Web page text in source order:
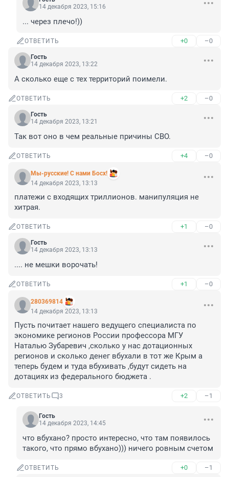
14 декабря 2023, 15:16
... через плечо!))
ОТВЕТИТЬ +0 –0
Гость
14 декабря 2023, 13:22
А сколько еще с тех территорий поимели.
ОТВЕТИТЬ +2 –0
Гость
14 декабря 2023, 13:21
Так вот оно в чем реальные причины СВО.
ОТВЕТИТЬ +4 –0
Мы-русские! С нами Босх!
14 декабря 2023, 13:13
платежи с входящих триллионов. манипуляция не
хитрая.
ОТВЕТИТЬ +1 –0
Гость
14 декабря 2023, 13:13
.... не мешки ворочать!
ОТВЕТИТЬ +1 –0
280369814
14 декабря 2023, 13:13
Пусть почитает нашего ведущего специалиста по
экономике регионов России профессора МГУ
Наталью Зубаревич ,сколько у нас дотационных
регионов и сколько денег вбухали в тот же Крым а
теперь будем и туда вбухивать ,будут сидеть на
дотациях из федерального бюджета .
ОТВЕТИТЬ 3 +2 –1
Гость
14 декабря 2023, 14:45
что вбухано? просто интересно, что там появилось
такого, что прямо вбухано))) ничего ровным счетом
ОТВЕТИТЬ +0 –1